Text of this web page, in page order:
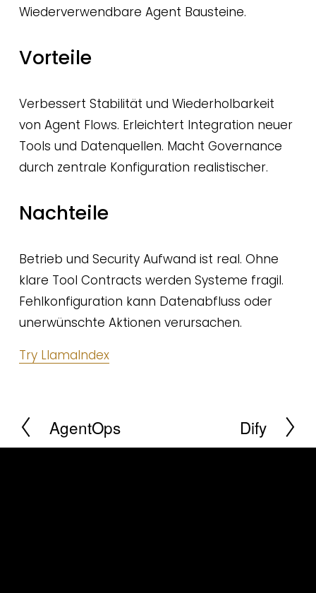
Wiederverwendbare Agent Bausteine.
Vorteile
Verbessert Stabilität und Wiederholbarkeit
von Agent Flows. Erleichtert Integration neuer
Tools und Datenquellen. Macht Governance
durch zentrale Konfiguration realistischer.
Nachteile
Betrieb und Security Aufwand ist real. Ohne
klare Tool Contracts werden Systeme fragil.
Fehlkonfiguration kann Datenabfluss oder
unerwünschte Aktionen verursachen.
Try LlamaIndex
Z
u
AgentOps
W
e
Dify